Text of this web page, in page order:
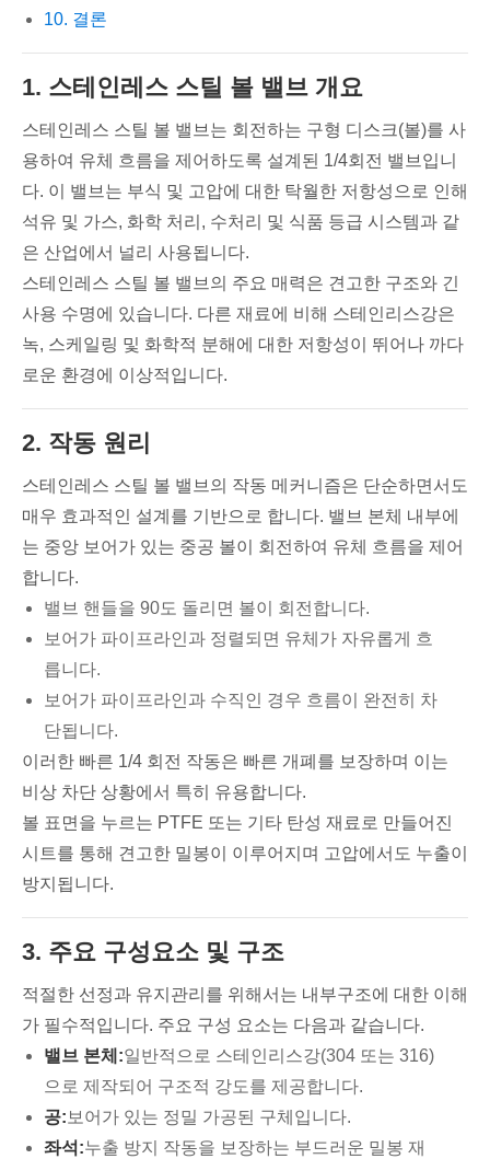
10. 결론
1. 스테인레스 스틸 볼 밸브 개요
스테인레스 스틸 볼 밸브는 회전하는 구형 디스크(볼)를 사
용하여 유체 흐름을 제어하도록 설계된 1/4회전 밸브입니
다. 이 밸브는 부식 및 고압에 대한 탁월한 저항성으로 인해
석유 및 가스, 화학 처리, 수처리 및 식품 등급 시스템과 같
은 산업에서 널리 사용됩니다.
스테인레스 스틸 볼 밸브의 주요 매력은 견고한 구조와 긴
사용 수명에 있습니다. 다른 재료에 비해 스테인리스강은
녹, 스케일링 및 화학적 분해에 대한 저항성이 뛰어나 까다
로운 환경에 이상적입니다.
2. 작동 원리
스테인레스 스틸 볼 밸브의 작동 메커니즘은 단순하면서도
매우 효과적인 설계를 기반으로 합니다. 밸브 본체 내부에
는 중앙 보어가 있는 중공 볼이 회전하여 유체 흐름을 제어
합니다.
밸브 핸들을 90도 돌리면 볼이 회전합니다.
보어가 파이프라인과 정렬되면 유체가 자유롭게 흐
릅니다.
보어가 파이프라인과 수직인 경우 흐름이 완전히 차
단됩니다.
이러한 빠른 1/4 회전 작동은 빠른 개폐를 보장하며 이는
비상 차단 상황에서 특히 유용합니다.
볼 표면을 누르는 PTFE 또는 기타 탄성 재료로 만들어진
시트를 통해 견고한 밀봉이 이루어지며 고압에서도 누출이
방지됩니다.
3. 주요 구성요소 및 구조
적절한 선정과 유지관리를 위해서는 내부구조에 대한 이해
가 필수적입니다. 주요 구성 요소는 다음과 같습니다.
밸브 본체:일반적으로 스테인리스강(304 또는 316)
으로 제작되어 구조적 강도를 제공합니다.
공: 보어가 있는 정밀 가공된 구체입니다.
좌석:누출 방지 작동을 보장하는 부드러운 밀봉 재